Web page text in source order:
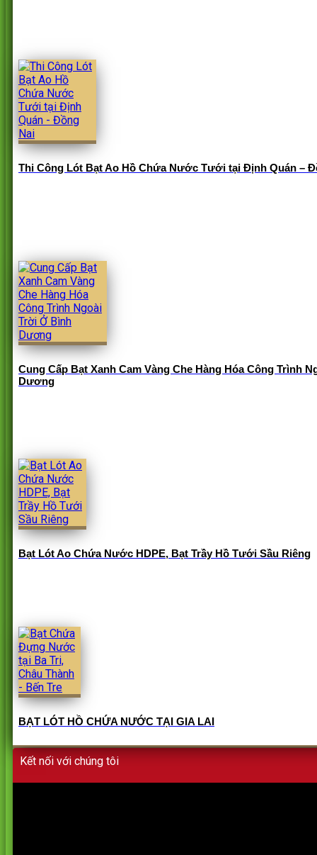
Thi Công Lót Bạt Ao Hồ Chứa Nước Tưới tại Định Quán –
Cung Cấp Bạt Xanh Cam Vàng Che Hàng Hóa Công Trình
Dương
Bạt Lót Ao Chứa Nước HDPE, Bạt Trầy Hồ Tưới Sầu Riêng
BẠT LÓT HỒ CHỨA NƯỚC TẠI GIA LAI
Kết nối với chúng tôi